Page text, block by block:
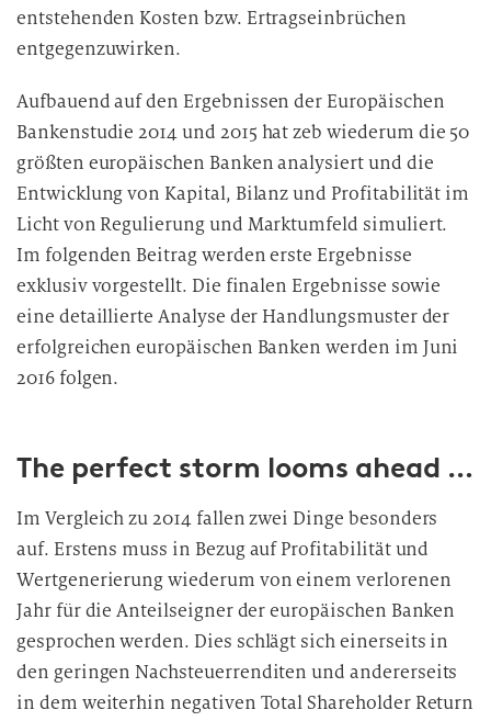
entstehenden Kosten bzw. Ertragseinbrüchen
entgegenzuwirken.
Aufbauend auf den Ergebnissen der Europäischen
Bankenstudie 2014 und 2015 hat zeb wiederum die 50
größten europäischen Banken analysiert und die
Entwicklung von Kapital, Bilanz und Profitabilität im
Licht von Regulierung und Marktumfeld simuliert.
Im folgenden Beitrag werden erste Ergebnisse
exklusiv vorgestellt. Die finalen Ergebnisse sowie
eine detaillierte Analyse der Handlungsmuster der
erfolgreichen europäischen Banken werden im Juni
2016 folgen.
The perfect storm looms ahead …
Im Vergleich zu 2014 fallen zwei Dinge besonders
auf. Erstens muss in Bezug auf Profitabilität und
Wertgenerierung wiederum von einem verlorenen
Jahr für die Anteilseigner der europäischen Banken
gesprochen werden. Dies schlägt sich einerseits in
den geringen Nachsteuerrenditen und andererseits
in dem weiterhin negativen Total Shareholder Return